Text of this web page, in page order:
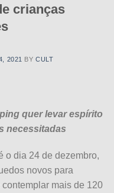
crianças
2021 BYCULT
quer levar espírito
necessitadas
o dia 24 de dezembro,
novos para
mais de 120